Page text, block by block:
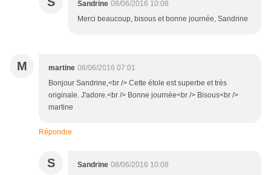
Sandrine 08/06/2016 10:08
Merci beaucoup, bisous et bonne journée, Sandrine
M martine 08/06/2016 07:01
Bonjour Sandrine,<br /> Cette étole est superbe et très
originale. J'adore.<br /> Bonne journée<br /> Bisous<br />
martine
Répondre
S Sandrine 08/06/2016 10:08